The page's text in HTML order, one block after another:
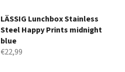
LÄSSIG Lunchbox Stainless
Steel Happy Prints midnight
blue
€22,99